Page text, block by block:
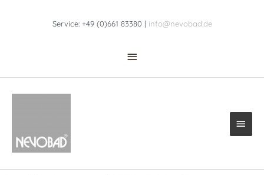
Service: +49 (0)661 83380 | info@nevobad.de
Header